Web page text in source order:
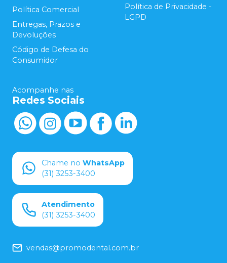
Política Comercial
Entregas, Prazos e
Devoluções
Código de Defesa do
Consumidor
Política de Privacidade -
LGPD
Acompanhe nas
Redes Sociais
Chame no WhatsApp
(31) 3253-3400
Atendimento
(31) 3253-3400
vendas@promodental.com.br